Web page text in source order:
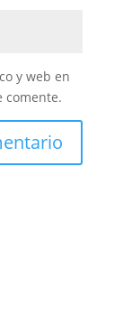
y web en
comente.